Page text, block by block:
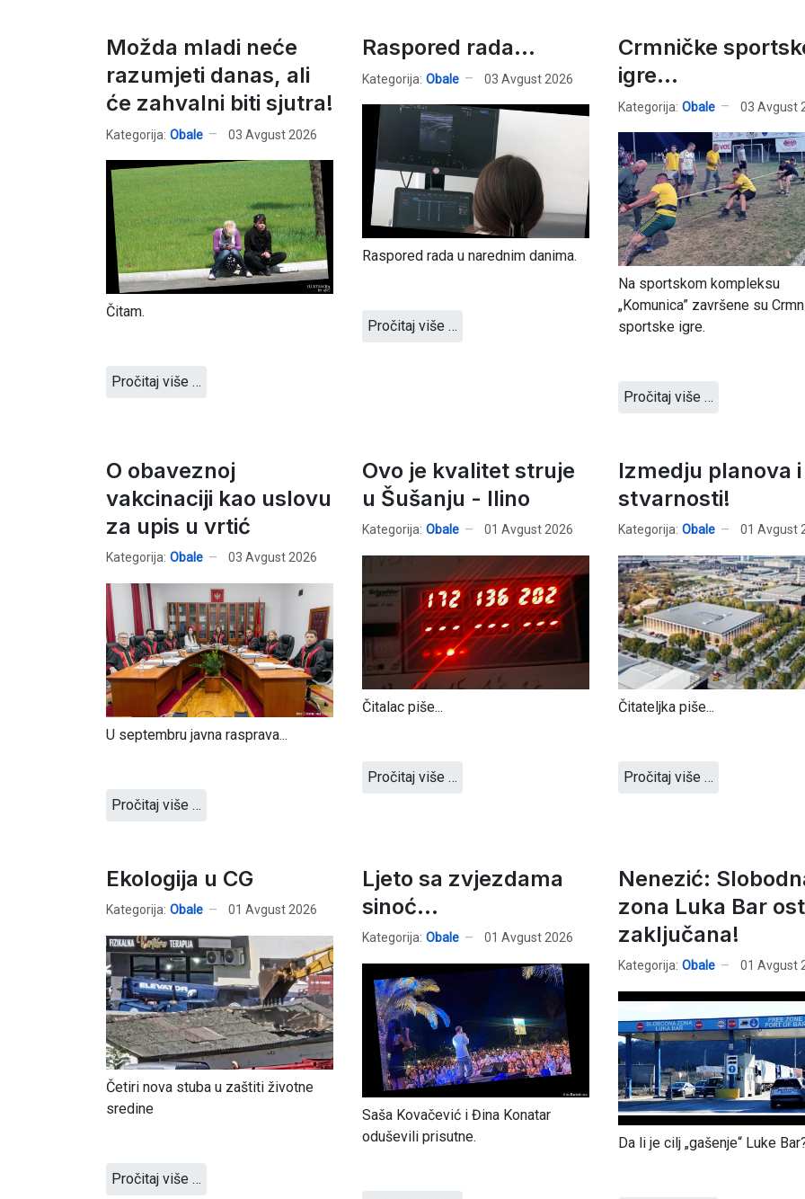
Možda mladi neće
razumjeti danas, ali
će zahvalni biti sjutra!
Kategorija: Obale 03 Avgust 2026
Čitam.
Pročitaj više …
Raspored rada...
Kategorija: Obale 03 Avgust 2026
Raspored rada u narednim danima.
Pročitaj više …
Crmničke
igre…
Kategorija: Obale 03 Avgust
Na sportskom kompleksu
„Komunica” završene su
sportske igre.
Pročitaj više …
O obaveznoj
vakcinaciji kao uslovu
za upis u vrtić
Kategorija: Obale 03 Avgust 2026
U septembru javna rasprava...
Pročitaj više …
Ovo je kvalitet struje
u Šušanju - Ilino
Kategorija: Obale 01 Avgust 2026
Čitalac piše...
Pročitaj više …
Izmedju planova i
stvarnosti!
Kategorija: Obale 01 Avgust
Čitateljka piše...
Pročitaj više …
Ekologija u CG
Kategorija: Obale 01 Avgust 2026
Četiri nova stuba u zaštiti životne
sredine
Pročitaj više …
Ljeto sa zvjezdama
sinoć...
Kategorija: Obale 01 Avgust 2026
Saša Kovačević i Đina Konatar
oduševili prisutne.
Nenezić:
zona Luka Bar
zaključana!
Kategorija: Obale 01 Avgust
Da li je cilj „gašenje“ Luke